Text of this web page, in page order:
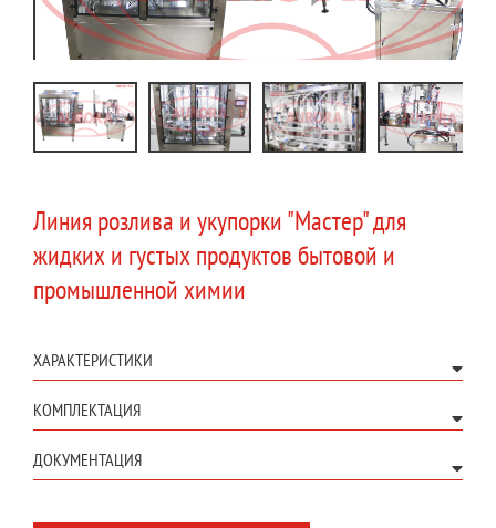
Линия розлива и укупорки "Мастер" для
жидких и густых продуктов бытовой и
промышленной химии
ХАРАКТЕРИСТИКИ
КОМПЛЕКТАЦИЯ
ДОКУМЕНТАЦИЯ